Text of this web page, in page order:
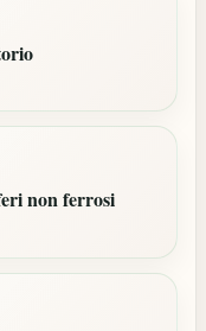
non ferrosi